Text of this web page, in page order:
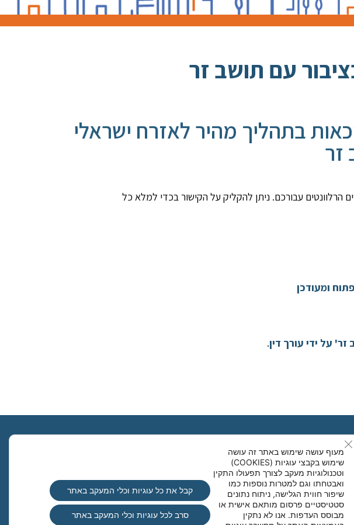
עם תושב זר
בתהליך מהיר לאזרח ישראלי
זר
הרלוונטים עבורכם. ניתן להקליק על הקישור בכדי למלא כל
ומעודכן
על ידי עורך דין.
המוקד פעיל בימים ראשון עד חמישי החל מהשעה 08:30
המוקד פועל עד השעה
מעוף עושה שימוש באתר זה עושה
שימוש בקבצי עוגיות (COOKIES)
וטכנולוגיות מעקב לצורך תפעולו התקין
ואבטחתו וגם למטרות נוספות כמו
שיפור חווית הגלישה, ניתוח נתונים
סטטיסטיים פרסום מותאם אישית או
מבוסס העדפות. אנו לא נתקין
קבל את כל עוגיות וכלי המעקב באתר
סרב לכל עוגיות וכלי המעקב באתר
Close GDPR Cookie Banner